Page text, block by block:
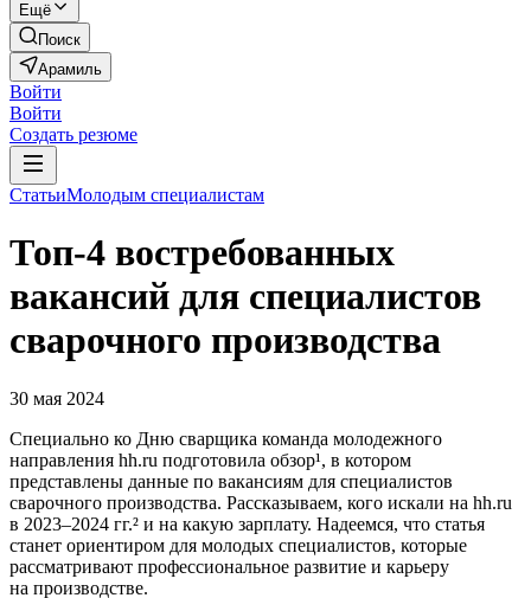
Ещё
Поиск
Арамиль
Войти
Войти
Создать резюме
СтатьиМолодым специалистам
Топ-4 востребованных
вакансий для специалистов
сварочного производства
30 мая 2024
Специально ко Дню сварщика команда молодежного
направления hh.ru подготовила обзор¹, в котором
представлены данные по вакансиям для специалистов
сварочного производства. Рассказываем, кого искали на hh.ru
в 2023–2024 гг.² и на какую зарплату. Надеемся, что статья
станет ориентиром для молодых специалистов, которые
рассматривают профессиональное развитие и карьеру
на производстве.